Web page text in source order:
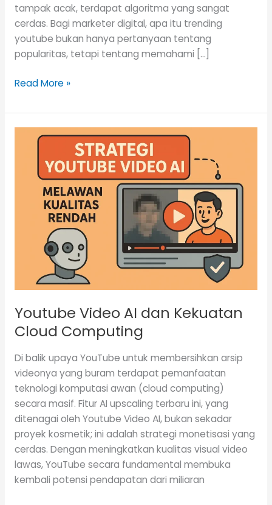
tampak acak, terdapat algoritma yang sangat
cerdas. Bagi marketer digital, apa itu trending
youtube bukan hanya pertanyaan tentang
popularitas, tetapi tentang memahami […]
Read More »
Youtube Video AI dan Kekuatan
Cloud Computing
Di balik upaya YouTube untuk membersihkan arsip
videonya yang buram terdapat pemanfaatan
teknologi komputasi awan (cloud computing)
secara masif. Fitur AI upscaling terbaru ini, yang
ditenagai oleh Youtube Video AI, bukan sekadar
proyek kosmetik; ini adalah strategi monetisasi yang
cerdas. Dengan meningkatkan kualitas visual video
lawas, YouTube secara fundamental membuka
kembali potensi pendapatan dari miliaran
Youtube
Kekuatan
Computing